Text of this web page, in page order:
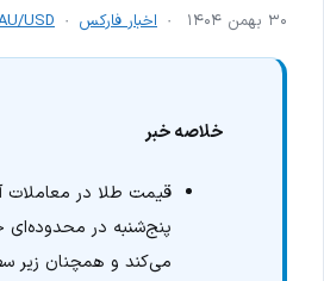
۳۰ بهمن ۱۴۰۴ اخبار فارکس USD
خلاصه خبر
قیمت طلا در معاملات
پنج‌شنبه در محدوده‌ای